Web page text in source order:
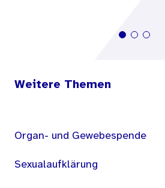
Weitere Themen
Organ- und Gewebespende
Sexualaufklärung